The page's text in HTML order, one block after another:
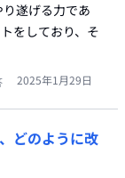
遂げる力であ
をしており、そ
2025年1月29日
どのように改